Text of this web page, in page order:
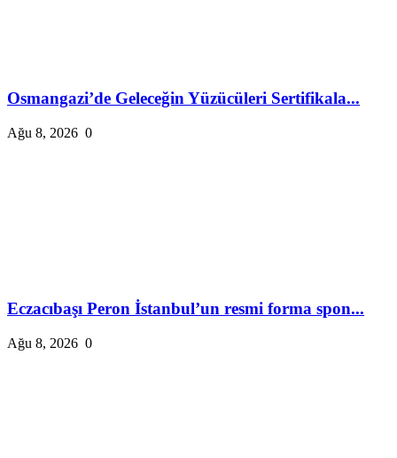
Osmangazi’de Geleceğin Yüzücüleri Sertifikala...
Ağu 8, 2026 0
Eczacıbaşı Peron İstanbul’un resmi forma spon...
Ağu 8, 2026 0